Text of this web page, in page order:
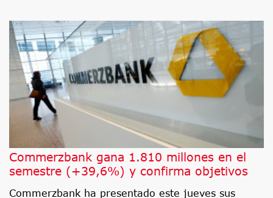
Commerzbank gana 1.810 millones en el
semestre (+39,6%) y confirma objetivos
Commerzbank ha presentado este jueves sus